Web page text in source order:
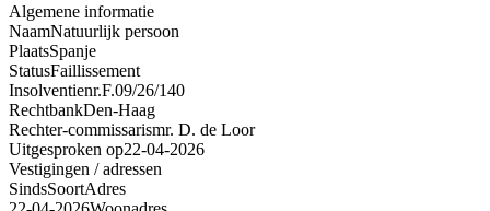
Algemene informatie
NaamNatuurlijk persoon
PlaatsSpanje
StatusFaillissement
Insolventienr.F.09/26/140
RechtbankDen-Haag
Rechter-commissarismr. D. de Loor
Uitgesproken op22-04-2026
Vestigingen / adressen
SindsSoortAdres